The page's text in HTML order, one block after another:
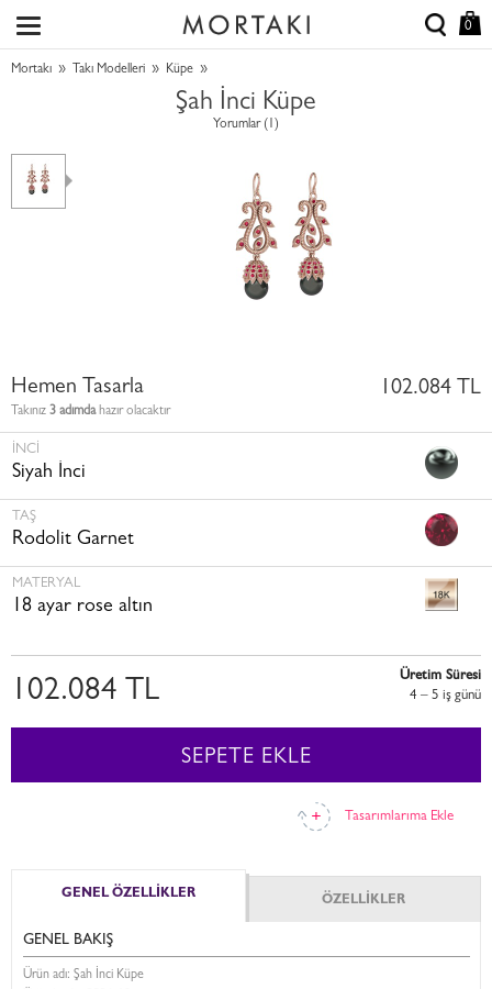
0
Mortakı » Takı Modelleri » Küpe »
Şah İnci Küpe
Yorumlar (1)
Hemen Tasarla
Takınız 3 adımdahazır olacaktır
102.084 TL
İNCI
Siyah İnci
TAŞ
Rodolit Garnet
MATERYAL
18 ayar rose altın
Tasarımlarıma Ekle
102.084 TL
Üretim Süresi
4 – 5 i̇ş günü
SEPETE EKLE
GENEL ÖZELLİKLER ÖZELLİKLER
GENEL BAKIŞ
Ürün adı: Şah İnci Küpe